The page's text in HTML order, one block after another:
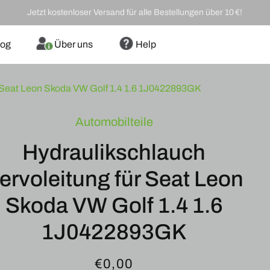
Jetzt kostenloser Versand für alle Bestellungen über 10 €!
Über uns Help
Leon Skoda VW Golf 1.4 1.6 1J0422893GK
Automobilteile
Hydraulikschlauch
für Seat Leon
Skoda VW Golf 1.4 1.6
1J0422893GK
Normaler
€0,00